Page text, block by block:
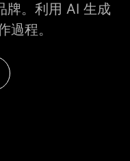
牌。利用 AI 生成
過程。